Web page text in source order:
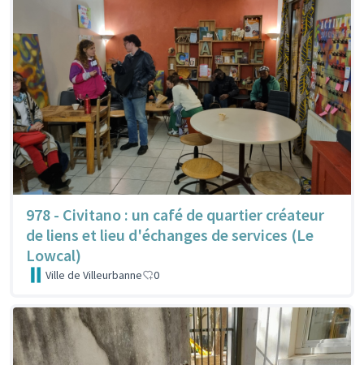
978 - Civitano : un café de quartier créateur
de liens et lieu d'échanges de services (Le
Lowcal)
Ville de Villeurbanne 0